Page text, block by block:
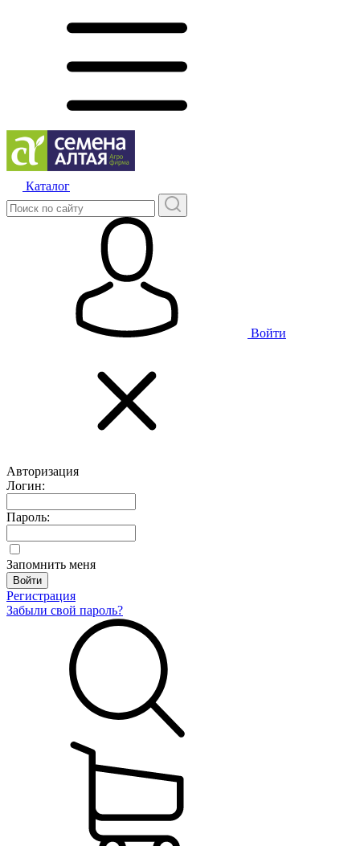
Каталог
Войти
Авторизация
Логин:
Пароль:
Запомнить меня
Регистрация
Забыли свой пароль?